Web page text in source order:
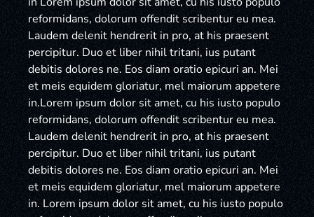
reformidans, dolorum offendit scribentur eu mea.
Laudem delenit hendrerit in pro, at his praesent
percipitur. Duo et liber nihil tritani, ius putant
debitis dolores ne. Eos diam oratio epicuri an. Mei
et meis equidem gloriatur, mel maiorum appetere
in.Lorem ipsum dolor sit amet, cu his iusto populo
reformidans, dolorum offendit scribentur eu mea.
Laudem delenit hendrerit in pro, at his praesent
percipitur. Duo et liber nihil tritani, ius putant
debitis dolores ne. Eos diam oratio epicuri an. Mei
et meis equidem gloriatur, mel maiorum appetere
in. Lorem ipsum dolor sit amet, cu his iusto populo